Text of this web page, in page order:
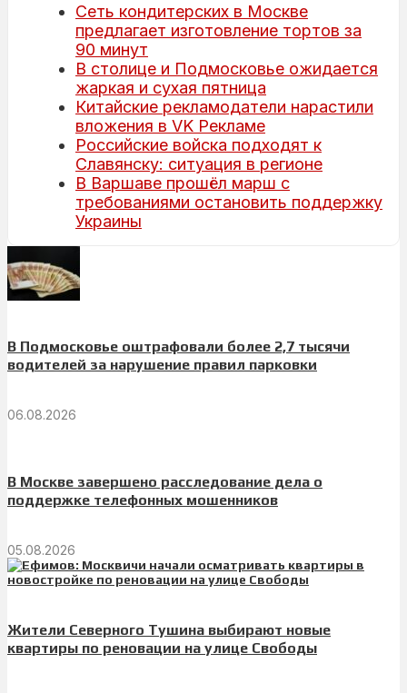
Сеть кондитерских в Москве
предлагает изготовление тортов за
90 минут
В столице и Подмосковье ожидается
жаркая и сухая пятница
Китайские рекламодатели нарастили
вложения в VK Рекламе
Российские войска подходят к
Славянску: ситуация в регионе
В Варшаве прошёл марш с
требованиями остановить поддержку
Украины
В Подмосковье оштрафовали более 2,7 тысячи
водителей за нарушение правил парковки
06.08.2026
В Москве завершено расследование дела о
поддержке телефонных мошенников
05.08.2026
Жители Северного Тушина выбирают новые
квартиры по реновации на улице Свободы